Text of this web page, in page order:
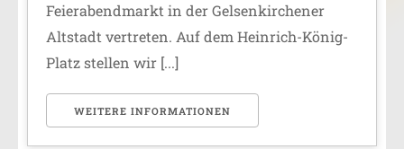
Feierabendmarkt in der Gelsenkirchener
Altstadt vertreten. Auf dem Heinrich-König-
Platz stellen wir [...]
WEITERE INFORMATIONEN